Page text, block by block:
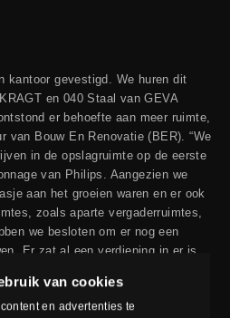
van cookies
en advertenties te
kantoor gevestigd. We huren dit
en 040 Staal van GEVA
er behoefte aan meer ruimte,
van Bouw En Renovatie (BER). “We
in de opslagruimte op de eerste
van Philips. Aangezien we
aan het groeien waren en er ook
zoals aparte vergaderruimtes,
we besloten om er nog een
Er zat al een verdieping in er is
bij gekomen. Dat kan ook
hoogste punt 13 meter hoog.”